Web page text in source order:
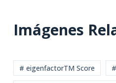
Imágenes
# eigenfactorTM Score